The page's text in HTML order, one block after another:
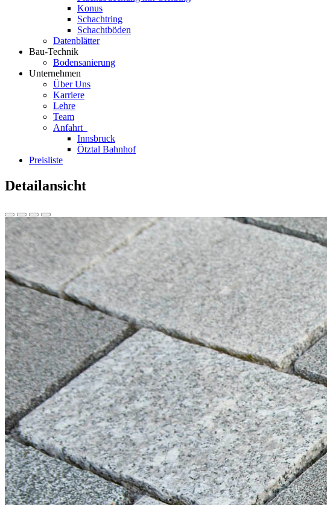
Konus
Schachtring
Schachtböden
Datenblätter
Bau-Technik
Bodensanierung
Unternehmen
Über Uns
Karriere
Lehre
Team
Anfahrt
Innsbruck
Ötztal Bahnhof
Preisliste
Detailansicht